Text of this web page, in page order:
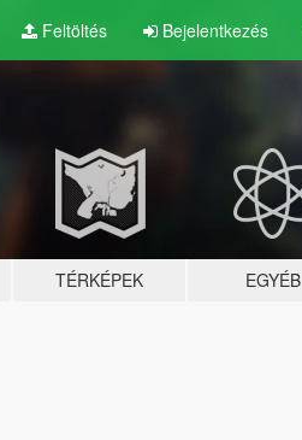
Feltöltés Bejelentkezés
TÉRKÉPEK EGYÉB